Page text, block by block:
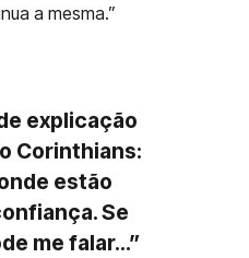
a mesma.”
explicação
Corinthians:
estão
Se
me falar...”